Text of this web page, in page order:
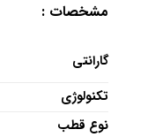
مشخصات :
گارانتی
تکنولوژی
نوع قطب